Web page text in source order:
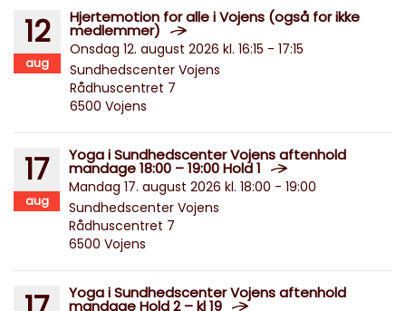
12
aug
Hjertemotion for alle i Vojens (også for ikke
medlemmer)
Onsdag 12. august 2026 kl. 16:15 - 17:15
Sundhedscenter Vojens
Rådhuscentret 7
6500 Vojens
17
aug
Yoga i Sundhedscenter Vojens aftenhold
mandage 18:00 – 19:00 Hold 1
Mandag 17. august 2026 kl. 18:00 - 19:00
Sundhedscenter Vojens
Rådhuscentret 7
6500 Vojens
Yoga i Sundhedscenter Vojens aftenhold
mandage Hold 2 – kl 19